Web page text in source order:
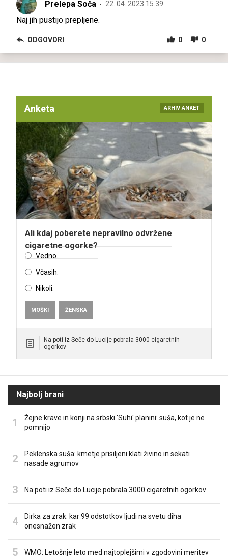
Prelepa Soča 22. 04. 2023 15.39
Naj jih pustijo prepljene.
ODGOVORI 0 0
Anketa ARHIV ANKET
Ali kdaj poberete nepravilno odvržene
cigaretne ogorke?
Vedno.
Včasih.
Nikoli.
MOŠKI ŽENSKA
Na poti iz Seče do Lucije pobrala 3000 cigaretnih
ogorkov
Najbolj brani
Žejne krave in konji na srbski 'Suhi' planini: suša, kot je ne
pomnijo
Peklenska suša: kmetje prisiljeni klati živino in sekati
nasade agrumov
Na poti iz Seče do Lucije pobrala 3000 cigaretnih ogorkov
Dirka za zrak: kar 99 odstotkov ljudi na svetu diha
onesnažen zrak
WMO: Letošnje leto med najtoplejšimi v zgodovini meritev